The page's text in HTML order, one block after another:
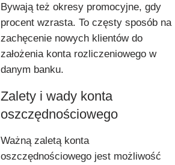
Bywają też okresy promocyjne, gdy
procent wzrasta. To częsty sposób na
zachęcenie nowych klientów do
założenia konta rozliczeniowego w
danym banku.
Zalety i wady konta
oszczędnościowego
Ważną zaletą konta
oszczędnościowego jest możliwość